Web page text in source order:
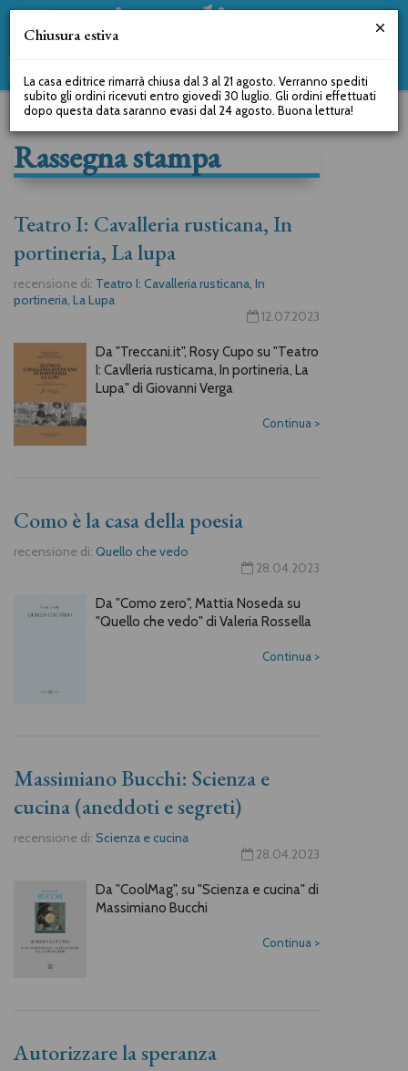
Rassegna stampa
Teatro I: Cavalleria rusticana, In
portineria, La lupa
recensione di: Teatro I: Cavalleria rusticana, In
portineria, La Lupa
12.07.2023
Da "Treccani.it", Rosy Cupo su "Teatro
I: Cavlleria rusticama, In portineria, La
Lupa" di Giovanni Verga
Continua >
Como è la casa della poesia
recensione di: Quello che vedo
28.04.2023
Da "Como zero", Mattia Noseda su
"Quello che vedo" di Valeria Rossella
Continua >
Massimiano Bucchi: Scienza e
cucina (aneddoti e segreti)
recensione di: Scienza e cucina
28.04.2023
Da "CoolMag", su "Scienza e cucina" di
Massimiano Bucchi
Continua >
Autorizzare la speranza
Chiusura estiva
La casa editrice rimarrà chiusa dal 3 al 21 agosto. Verranno spediti
subito gli ordini ricevuti entro giovedì 30 luglio. Gli ordini effettuati
dopo questa data saranno evasi dal 24 agosto. Buona lettura!